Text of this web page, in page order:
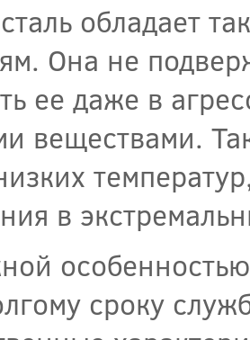
обладает
Она не
ее даже в
веществами.
в
сроку